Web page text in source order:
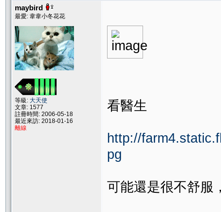
maybird
最愛: 韋韋小冬花花
等級: 大天使
文章: 1577
註冊時間: 2006-05-18
最近來訪: 2018-01-16
離線
看醫生
http://
pg
可能還是很不舒服